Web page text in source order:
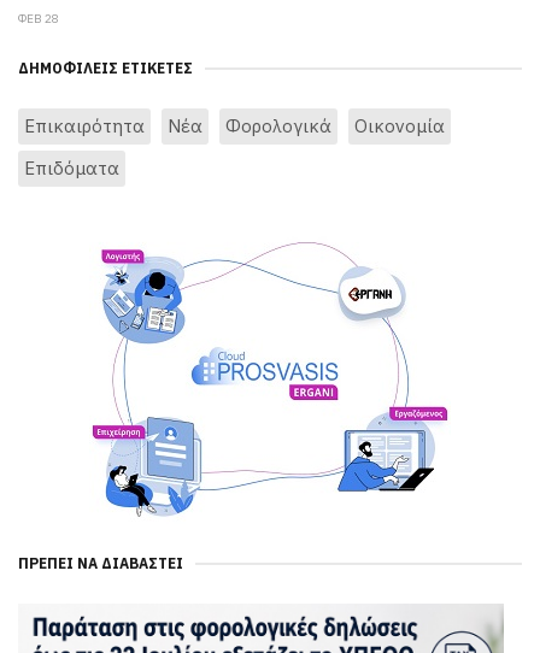
ΦΕΒ 28
ΔΗΜΟΦΙΛΕΊΣ ΕΤΙΚΈΤΕΣ
Επικαιρότητα Νέα Φορολογικά
Οικονομία
Επιδόματα
ΠΡΈΠΕΙ ΝΑ ΔΙΑΒΑΣΤΕΊ